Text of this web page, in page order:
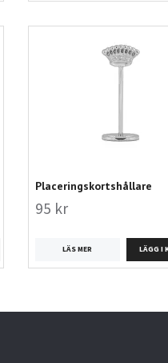
Placeringskortshållare
95 kr
LÄS MER